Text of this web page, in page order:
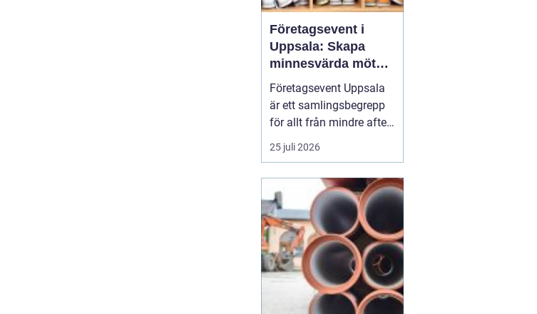
Företagsevent i
Uppsala: Skapa
minnesvärda möten
som bygger
starkare team
Företagsevent Uppsala
är ett samlingsbegrepp
för allt från mindre after
work-träffar till större
konferenser och
Fyrishovs bowling är ett
exempel på hur en
genomtänkt miljö kan...
25 juli 2026